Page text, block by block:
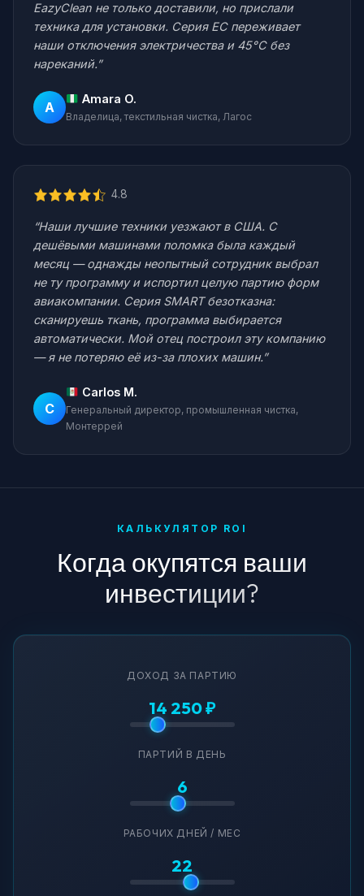
EazyClean не только доставили, но прислали
техника для установки. Серия EC переживает
наши отключения электричества и 45°C без
нареканий.”
A Amara O.
Владелица, текстильная чистка, Лагос
4.8
“Наши лучшие техники уезжают в США. С
дешёвыми машинами поломка была каждый
месяц — однажды неопытный сотрудник выбрал
не ту программу и испортил целую партию форм
авиакомпании. Серия SMART безотказна:
сканируешь ткань, программа выбирается
автоматически. Мой отец построил эту компанию
— я не потеряю её из-за плохих машин.”
C
Carlos M.
Генеральный директор, промышленная чистка,
Монтеррей
КАЛЬКУЛЯТОР ROI
Когда окупятся ваши
инвестиции?
ДОХОД ЗА ПАРТИЮ
14 250 ₽
ПАРТИЙ В ДЕНЬ
6
РАБОЧИХ ДНЕЙ / МЕС
22